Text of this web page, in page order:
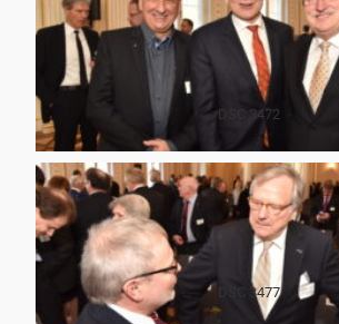
DSC 3472
DSC 3477